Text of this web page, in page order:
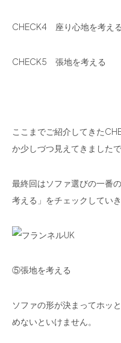
CHECK4 座り心地を考える
CHECK5 張地を考える
ここまでご紹介してきた
か少しづつ見えてきました
最終回はソファ選びの一番
考える」をチェックしてい
⑤張地を考える
ソファの形が決まってホッ
めないといけません。